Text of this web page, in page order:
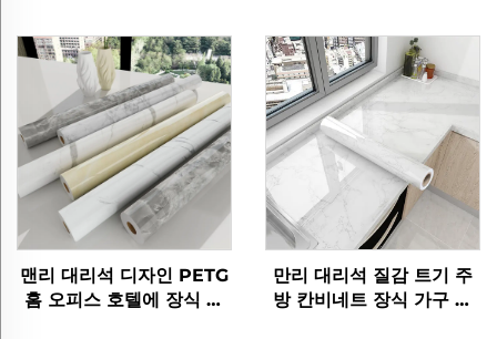
미네이션 벽 패널
바닥 벽 패널 시트
맨리 대리석 디자인 PETG
홈 오피스 호텔에 장식 가
만리 대리석 질감 트기 주
방 칸비네트 장식 가구 필